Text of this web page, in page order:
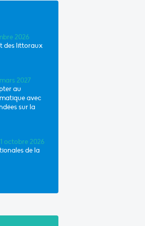
2026
des littoraux
2027
au
avec
sur la
octobre 2026
de la